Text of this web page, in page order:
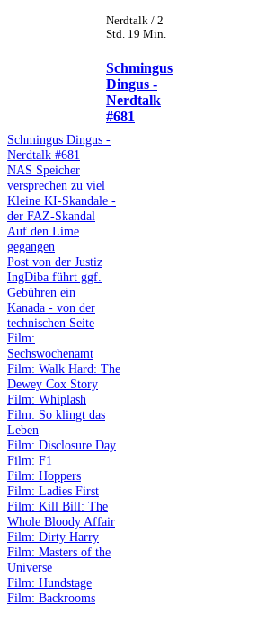
Nerdtalk / 2
Std. 19 Min.
Schmingus
Dingus -
Nerdtalk
#681
Schmingus Dingus -
Nerdtalk #681
NAS Speicher
versprechen zu viel
Kleine KI-Skandale -
der FAZ-Skandal
Auf den Lime
gegangen
Post von der Justiz
IngDiba führt ggf.
Gebühren ein
Kanada - von der
technischen Seite
Film:
Sechswochenamt
Film: Walk Hard: The
Dewey Cox Story
Film: Whiplash
Film: So klingt das
Leben
Film: Disclosure Day
Film: F1
Film: Hoppers
Film: Ladies First
Film: Kill Bill: The
Whole Bloody Affair
Film: Dirty Harry
Film: Masters of the
Universe
Film: Hundstage
Film: Backrooms